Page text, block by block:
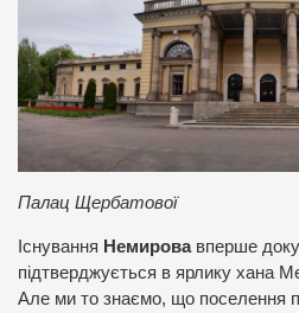
Палац Щербатової
Існування Немирова вперше
підтверджується в ярлику хана
Але ми то знаємо, що поселення